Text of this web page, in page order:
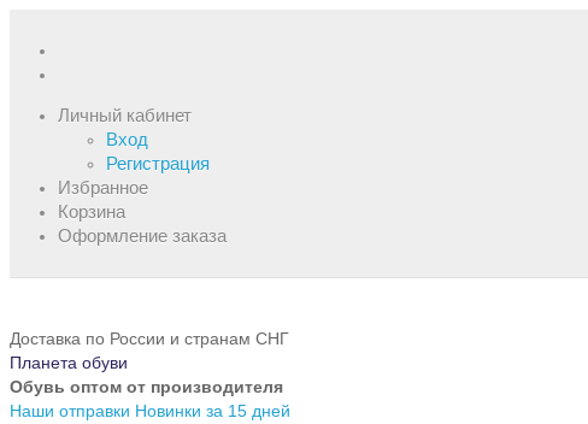
Личный кабинет
Вход
Регистрация
Избранное
Корзина
Оформление заказа
Доставка по России и странам СНГ
Планета обуви
Обувь оптом от производителя
Наши отправки Новинки за 15 дней